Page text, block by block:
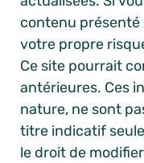
contenu présenté
votre propre
Ce site pourrait
antérieures. Ces
nature, ne sont
titre indicatif
le droit de